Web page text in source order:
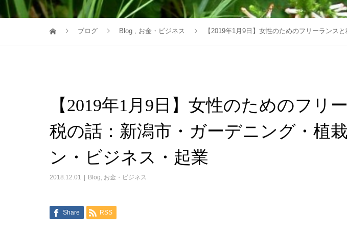
ブログ Blog , お金・ビジネス 【2019年1月9日】女性のためのフリーランス
【2019年1月9日】女性のためのフリ
税の話：新潟市・ガーデニング・植
ン・ビジネス・起業
2018.12.01 Blog お金・ビジネス
Share RSS